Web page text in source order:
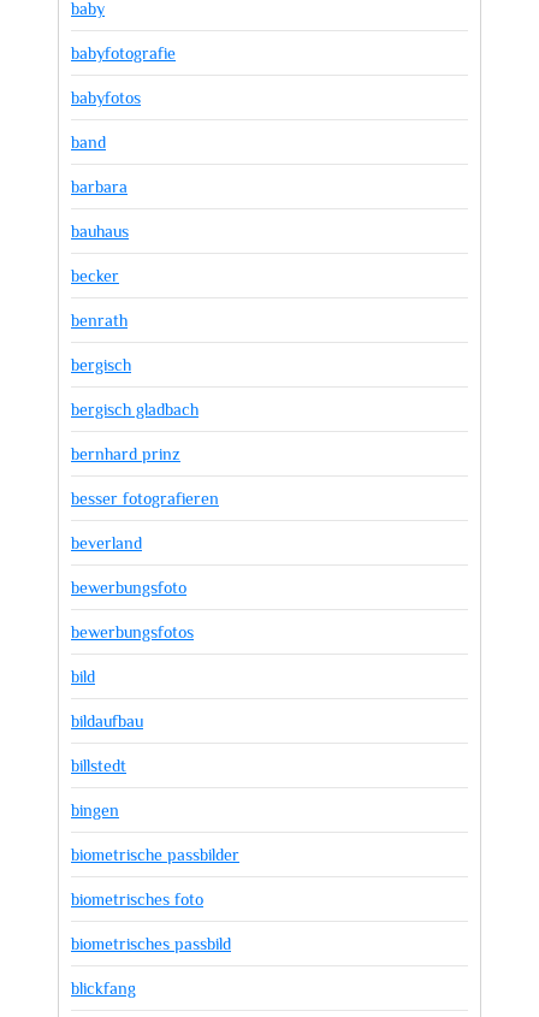
baby
babyfotografie
babyfotos
band
barbara
bauhaus
becker
benrath
bergisch
bergisch gladbach
bernhard prinz
besser fotografieren
beverland
bewerbungsfoto
bewerbungsfotos
bild
bildaufbau
billstedt
bingen
biometrische passbilder
biometrisches foto
biometrisches passbild
blickfang